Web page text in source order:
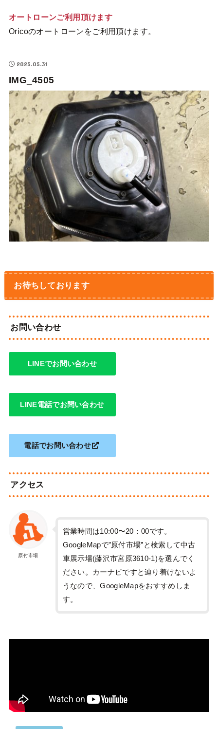
オートローンご利用頂けます
Oricoのオートローンをご利用頂けます。
2025.05.31
IMG_4505
お待ちしております
お問い合わせ
LINEでお問い合わせ
LINE電話でお問い合わせ
電話でお問い合わせ
アクセス
原付市場
営業時間は10:00〜20：00です。
GoogleMapで”原付市場”と検索して中古
車展示場(藤沢市宮原3610-1)を選んでく
ださい。カーナビですと辿り着けないよ
うなので、GoogleMapをおすすめしま
す。